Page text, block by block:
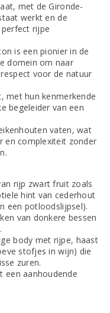
met de Gironde-
werkt en de
rijpe
is een pionier in de
domein om naar
voor de natuur
met hun kenmerkende
begeleider van een
vaten, wat
en complexiteit zonder
rijp zwart fruit zoals
hint van cederhout
een potloodslijpsel).
van donkere bessen
body met rijpe, haast
stofjes in wijn) die
zuren.
een aanhoudende